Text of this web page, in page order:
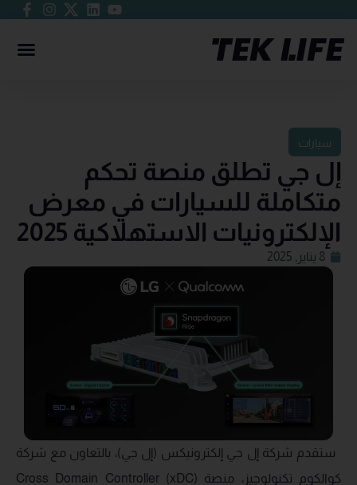
سيارات
إل جي تطلق منصة تحكم
متكاملة للسيارات في معرض
الإلكترونيات الاستهلاكية 2025
8 يناير, 2025
ستقدم شركة إل جي إلكترونيكس (إل جي)، بالتعاون مع شركة
كوالكوم تكنولوجيز، منصة Cross Domain Controller (xDC)